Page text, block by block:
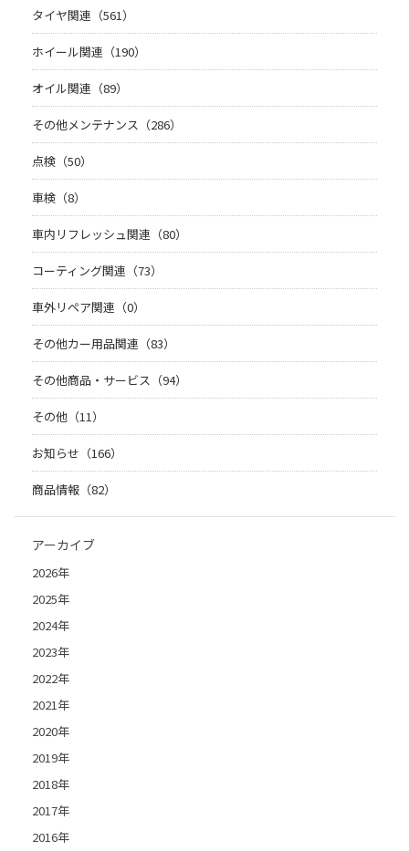
タイヤ関連（561）
ホイール関連（190）
オイル関連（89）
その他メンテナンス（286）
点検（50）
車検（8）
車内リフレッシュ関連（80）
コーティング関連（73）
車外リペア関連（0）
その他カー用品関連（83）
その他商品・サービス（94）
その他（11）
お知らせ（166）
商品情報（82）
アーカイブ
2026年
2025年
2024年
2023年
2022年
2021年
2020年
2019年
2018年
2017年
2016年